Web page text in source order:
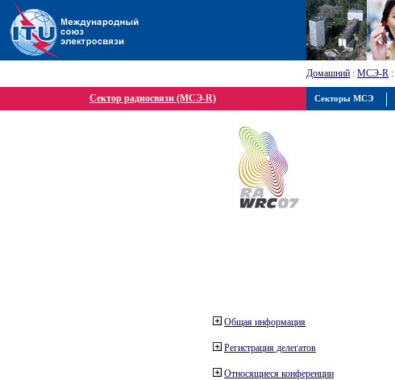
Домашний : МСЭ-R :
Сектор радиосвязи (МСЭ-R)
Общая информация
Регистрация делегатов
Относящиеся конференции
Секторы МСЭ